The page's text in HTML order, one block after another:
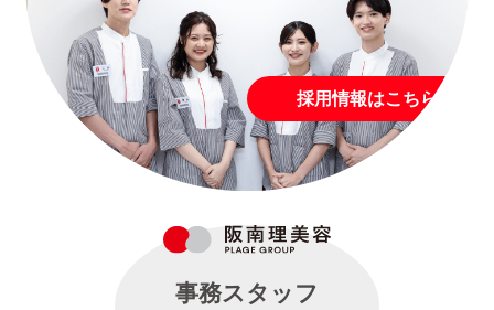
採用情報はこちら
事務スタッフ